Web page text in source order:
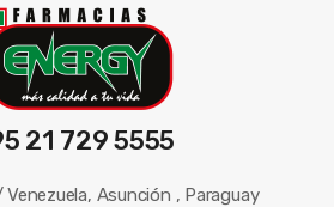
21 729 5555
Asunción , Paraguay